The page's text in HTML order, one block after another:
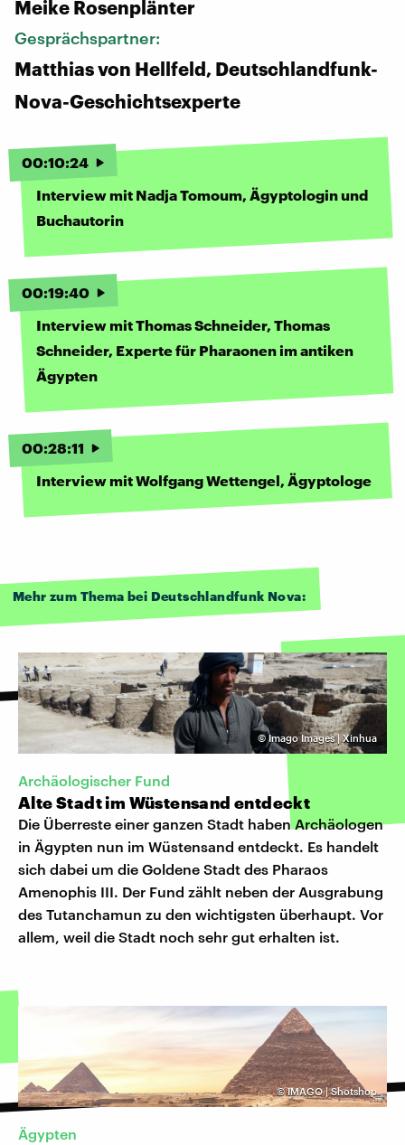
Meike Rosenplänter
Gesprächspartner:
Matthias von Hellfeld, Deutschlandfunk-
Nova-Geschichtsexperte
00:10:24
Interview mit Nadja Tomoum, Ägyptologin und
Buchautorin
00:19:40
Interview mit Thomas Schneider, Thomas
Schneider, Experte für Pharaonen im antiken
Ägypten
00:28:11
Interview mit Wolfgang Wettengel, Ägyptologe
Mehr zum Thema bei Deutschlandfunk Nova:
©Imago Images | Xinhua
Archäologischer Fund
Alte Stadt im Wüstensand entdeckt
Die Überreste einer ganzen Stadt haben Archäologen
in Ägypten nun im Wüstensand entdeckt. Es handelt
sich dabei um die Goldene Stadt des Pharaos
Amenophis III. Der Fund zählt neben der Ausgrabung
des Tutanchamun zu den wichtigsten überhaupt. Vor
allem, weil die Stadt noch sehr gut erhalten ist.
©IMAGO | Shotshop
Ägypten